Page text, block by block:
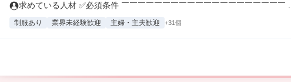
求めている人材 ✅必須条件 ￣￣￣￣￣￣￣￣￣￣￣￣￣￣￣￣￣￣￣￣ ...
制服あり 業界未経験歓迎 主婦・主夫歓迎 +31個